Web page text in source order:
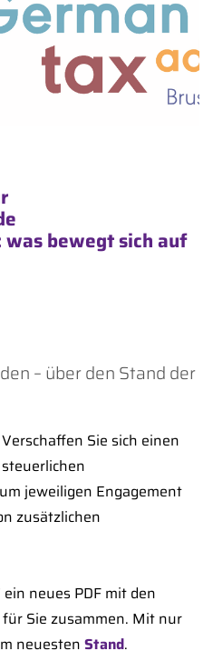
bewegt sich auf
– über den Stand der
Sie sich einen
jeweiligen Engagement
zusätzlichen
neues PDF mit den
Sie zusammen. Mit nur
neuesten Stand.